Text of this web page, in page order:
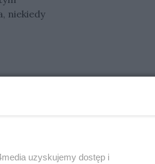
niekiedy
—
by
uzyskujemy dostęp i